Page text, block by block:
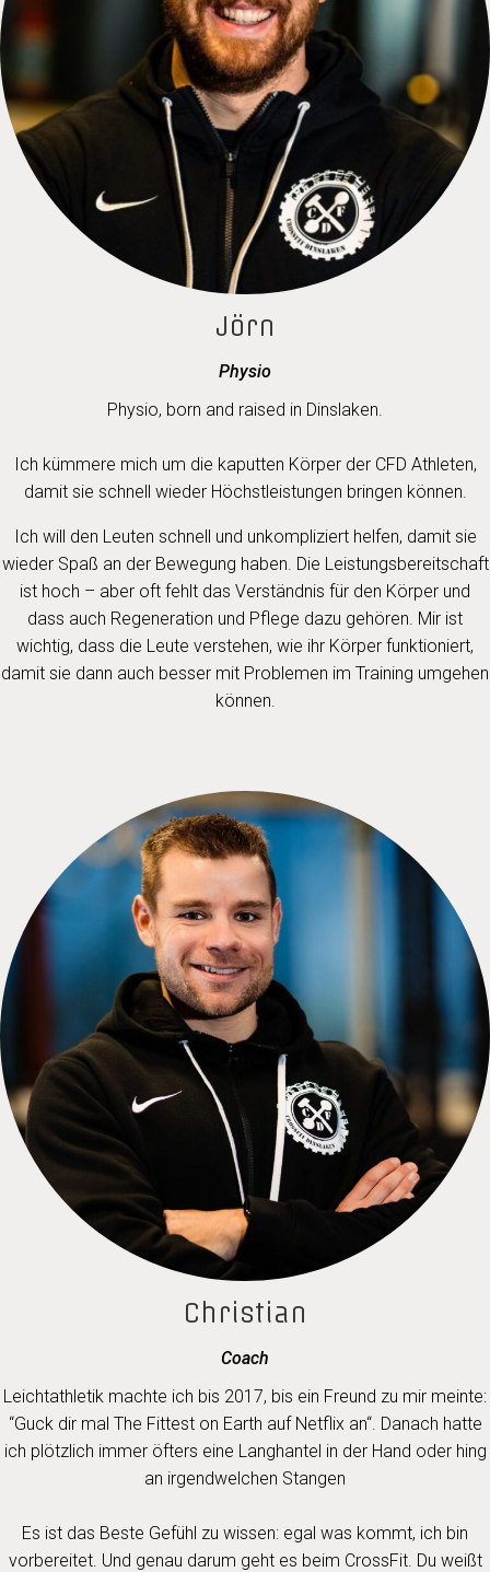
Jörn
Physio
Physio, born and raised in Dinslaken.
Ich kümmere mich um die kaputten Körper der CFD Athleten,
damit sie schnell wieder Höchstleistungen bringen können.
Ich will den Leuten schnell und unkompliziert helfen, damit sie
wieder Spaß an der Bewegung haben. Die Leistungsbereitschaft
ist hoch – aber oft fehlt das Verständnis für den Körper und
dass auch Regeneration und Pflege dazu gehören. Mir ist
wichtig, dass die Leute verstehen, wie ihr Körper funktioniert,
damit sie dann auch besser mit Problemen im Training umgehen
können.
Christian
Coach
Leichtathletik machte ich bis 2017, bis ein Freund zu mir meinte:
“Guck dir mal The Fittest on Earth auf Netflix an“. Danach hatte
ich plötzlich immer öfters eine Langhantel in der Hand oder hing
an irgendwelchen Stangen
Es ist das Beste Gefühl zu wissen: egal was kommt, ich bin
vorbereitet. Und genau darum geht es beim CrossFit. Du weißt